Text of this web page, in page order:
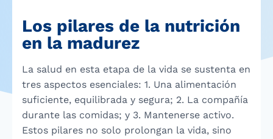
Los pilares de la nutrición
en la madurez
La salud en esta etapa de la vida se sustenta en
tres aspectos esenciales: 1. Una alimentación
suficiente, equilibrada y segura; 2. La compañía
durante las comidas; y 3. Mantenerse activo.
Estos pilares no solo prolongan la vida, sino